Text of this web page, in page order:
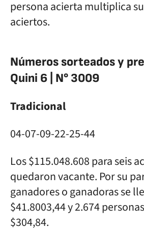
persona acierta multiplica
aciertos.
Números sorteados y
Quini 6 | N° 3009
Tradicional
04-07-09-22-25-44
Los $115.048.608 para seis
quedaron vacante. Por su
ganadores o ganadoras se
$41.8003,44 y 2.674
$304,84.